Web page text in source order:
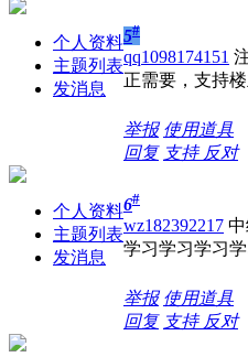
个人资料
主题列表
发消息
5#
qq1098174151
正需要，支持楼
举报 使用道具
回复 支持 反对
个人资料
主题列表
发消息
6#
wz182392217
学习学习学习
举报 使用道具
回复 支持 反对